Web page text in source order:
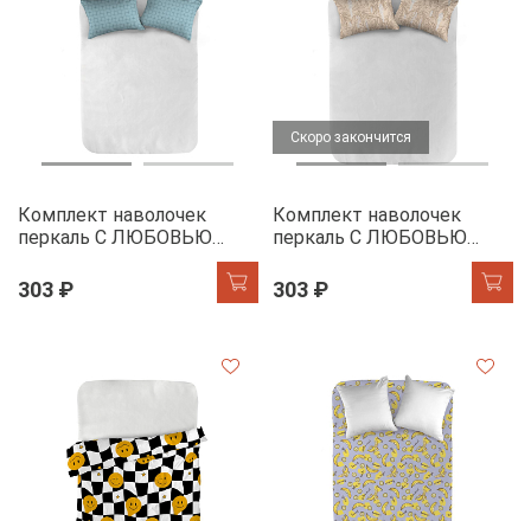
Комплект наволочек
перкаль С ЛЮБОВЬЮ
303 ₽
Скоро закончится
Комплект наволочек
перкаль С ЛЮБОВЬЮ
303 ₽